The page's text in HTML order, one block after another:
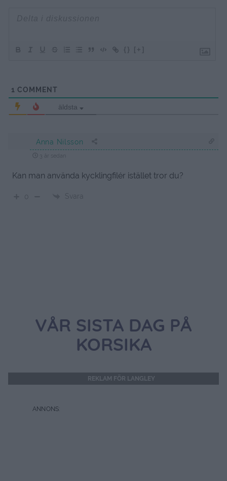
{} [+]
1 COMMENT
äldsta
Anna Nilsson
3 år sedan
Kan man använda kycklingfilér istället tror du?
Svara
VÅR SISTA DAG PÅ
KORSIKA
REKLAM FÖR LANGLEY